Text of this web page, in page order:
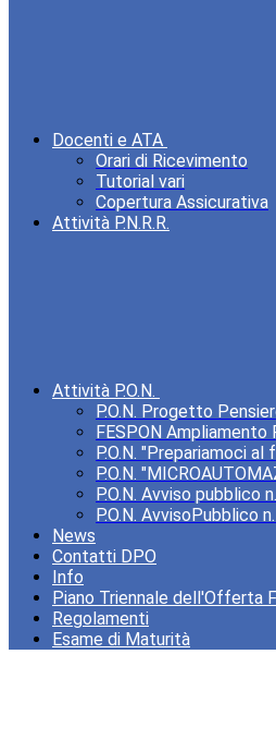
Docenti e ATA
Orari di Ricevimento
Tutorial vari
Copertura Assicurativa
Attività P.N.R.R.
Attività P.O.N.
P.O.N. Progetto
FESPON
P.O.N. "Prepariamoci al
P.O.N.
P.O.N. Avviso
P.O.N.
News
Contatti DPO
Info
Piano Triennale dell'Offerta
Regolamenti
Esame di Maturità